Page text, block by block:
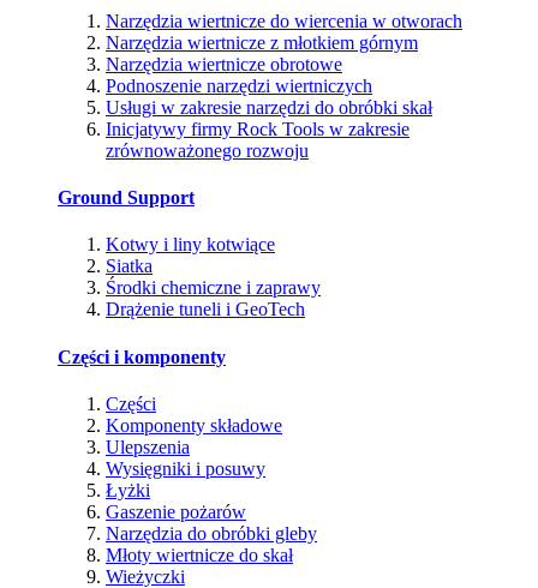
Narzędzia wiertnicze do wiercenia w otworach
Narzędzia wiertnicze z młotkiem górnym
Narzędzia wiertnicze obrotowe
Podnoszenie narzędzi wiertniczych
Usługi w zakresie narzędzi do obróbki skał
Inicjatywy firmy Rock Tools w zakresie
zrównoważonego rozwoju
Ground Support
Kotwy i liny kotwiące
Siatka
Środki chemiczne i zaprawy
Drążenie tuneli i GeoTech
Części i komponenty
Części
Komponenty składowe
Ulepszenia
Wysięgniki i posuwy
Łyżki
Gaszenie pożarów
Narzędzia do obróbki gleby
Młoty wiertnicze do skał
Wieżyczki